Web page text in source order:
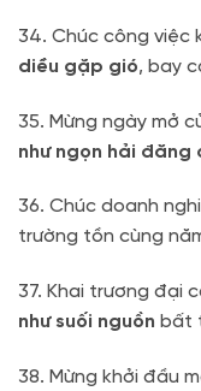
34. Chúc công việc
diều gặp gió, bay
35. Mừng ngày mở
như ngọn hải đăng
36. Chúc doanh
trường tồn cùng
37. Khai trương đại
như suối nguồn bất
38. Mừng khởi đầu